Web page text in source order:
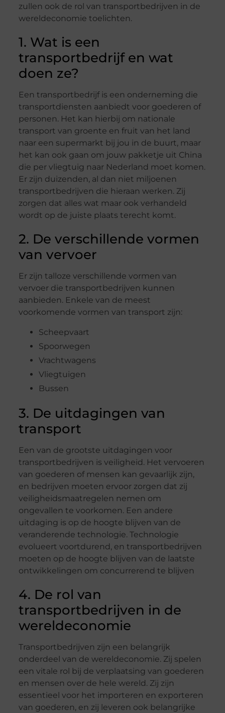
zullen ook de rol van transportbedrijven in de
wereldeconomie toelichten.
1. Wat is een
transportbedrijf en wat
doen ze?
Een transportbedrijf is een onderneming die
transportdiensten aanbiedt voor goederen of
personen. Het kan hierbij om nationale
transport van groente en fruit van het land
naar een supermarkt bij jou in de buurt, maar
het kan ook gaan om jouw pakketje uit China
die per vliegtuig naar Nederland moet komen.
Er zijn duizenden, al dan niet miljoenen
transportbedrijven die hieraan werken. Zij
zorgen dat alles wat maar ook verhandeld
wordt op de juiste plaats terecht komt.
2. De verschillende vormen
van vervoer
Er zijn talloze verschillende vormen van
vervoer die transportbedrijven kunnen
aanbieden. Enkele van de meest
voorkomende vormen van transport zijn:
Scheepvaart
Spoorwegen
Vrachtwagens
Vliegtuigen
Bussen
3. De uitdagingen van
transport
Een van de grootste uitdagingen voor
transportbedrijven is veiligheid. Het vervoeren
van goederen of mensen kan gevaarlijk zijn,
en bedrijven moeten ervoor zorgen dat zij
veiligheidsmaatregelen nemen om
ongevallen te voorkomen. Een andere
uitdaging is op de hoogte blijven van de
veranderende technologie. Technologie
evolueert voortdurend, en transportbedrijven
moeten op de hoogte blijven van de laatste
ontwikkelingen om concurrerend te blijven
4. De rol van
transportbedrijven in de
wereldeconomie
Transportbedrijven zijn een belangrijk
onderdeel van de wereldeconomie. Zij spelen
een vitale rol bij de verplaatsing van goederen
en mensen over de hele wereld. Zij zijn
essentieel voor het importeren en exporteren
van goederen, en zij leveren ook belangrijke